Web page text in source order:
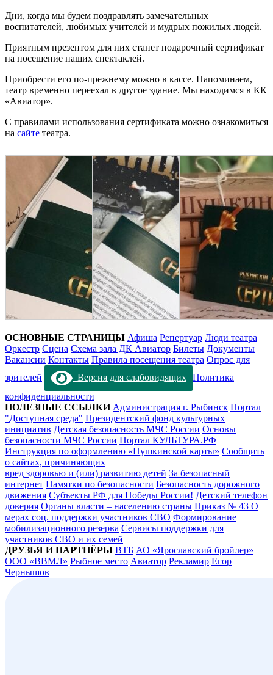
Дни, когда мы будем поздравлять замечательных
воспитателей, любимых учителей и мудрых пожилых людей.
Приятным презентом для них станет подарочный сертификат
на посещение наших спектаклей.
Приобрести его по-прежнему можно в кассе. Напоминаем,
театр временно переехал в другое здание. Мы находимся в КК
«Авиатор».
С правилами использования сертификата можно ознакомиться
на сайте театра.
ОСНОВНЫЕ СТРАНИЦЫ Афиша Репертуар Люди театра
Оркестр Сцена Схема зала ДК Авиатор Билеты Документы
Вакансии Контакты Правила посещения театра Опрос для
зрителей
Версия для слабовидящих Политика
конфиденциальности
ПОЛЕЗНЫЕ ССЫЛКИ Администрация г. Рыбинск Портал
"Доступная среда" Президентский фонд культурных
инициатив Детская безопасность МЧС России Основы
безопасности МЧС России Портал КУЛЬТУРА.РФ
Инструкция по оформлению «Пушкинской карты» Сообщить
о сайтах, причиняющих
вред здоровью и (или) развитию детей За безопасный
интернет Памятки по безопасности Безопасность дорожного
движения Субъекты РФ для Победы России! Детский телефон
доверия Органы власти – населению страны Приказ № 43 О
мерах соц. поддержки участников СВО Формирование
мобилизационного резерва Сервисы поддержки для
участников СВО и их семей
ДРУЗЬЯ И ПАРТНЁРЫ ВТБ АО «Ярославский бройлер»
ООО «ВВМЛ» Рыбное место Авиатор Рекламир Егор
Чернышов